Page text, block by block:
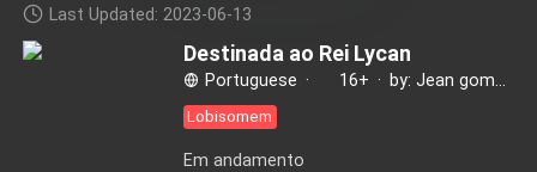
Last Updated: 2023-06-13
Destinada ao Rei Lycan
Portuguese · 16+ ·
Lobisomem
Em andamento